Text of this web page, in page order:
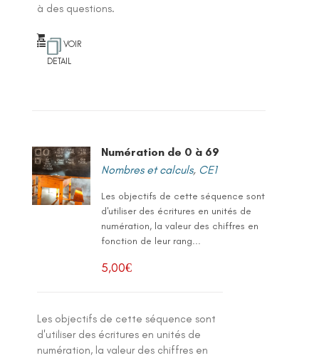
à des questions.
VOIR
DETAIL
Numération de 0 à 69
Nombres et calculs, CE1
Les objectifs de cette séquence sont
d'utiliser des écritures en unités de
numération, la valeur des chiffres en
fonction de leur rang...
5,00€
Les objectifs de cette séquence sont
d'utiliser des écritures en unités de
numération, la valeur des chiffres en